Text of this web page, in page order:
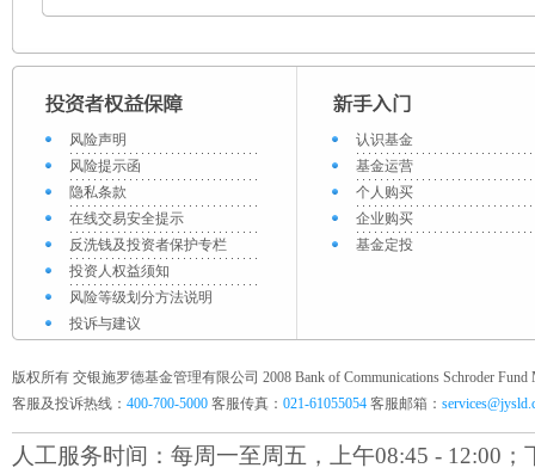
风险声明
风险提示函
隐私条款
在线交易安全提示
反洗钱及投资者保护专栏
投资人权益须知
风险等级划分方法说明
投诉与建议
认识基金
基金运营
个人购买
企业购买
基金定投
版权所有 交银施罗德基金管理有限公司 2008 Bank of Communications Schroder Fund
客服及投诉热线： 400-700-5000 客服传真： 021-61055054 客服邮箱：
人工服务时间：每周一至周五，上午08:45 - 12:00；